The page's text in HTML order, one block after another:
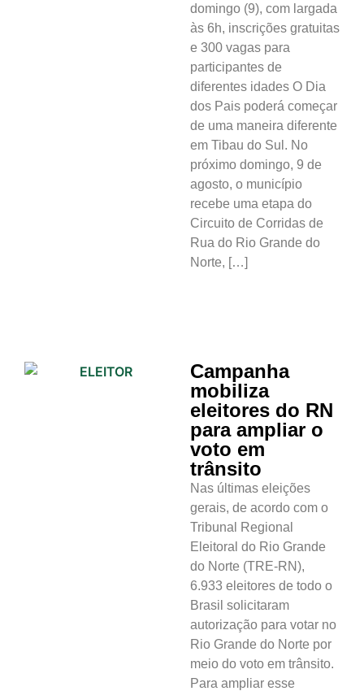
domingo (9), com largada
às 6h, inscrições gratuitas
e 300 vagas para
participantes de
diferentes idades O Dia
dos Pais poderá começar
de uma maneira diferente
em Tibau do Sul. No
próximo domingo, 9 de
agosto, o município
recebe uma etapa do
Circuito de Corridas de
Rua do Rio Grande do
Norte, […]
Campanha
mobiliza
eleitores do RN
para ampliar o
voto em
trânsito
Nas últimas eleições
gerais, de acordo com o
Tribunal Regional
Eleitoral do Rio Grande
do Norte (TRE-RN),
6.933 eleitores de todo o
Brasil solicitaram
autorização para votar no
Rio Grande do Norte por
meio do voto em trânsito.
Para ampliar esse